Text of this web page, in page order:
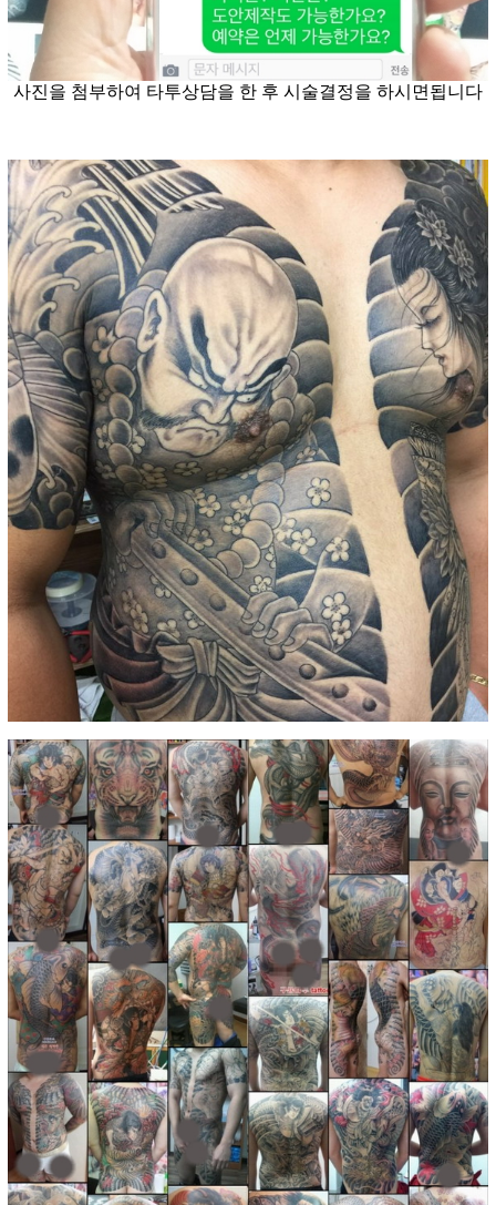
사진을 첨부하여 타투상담을 한 후 시술결정을 하시면됩니다